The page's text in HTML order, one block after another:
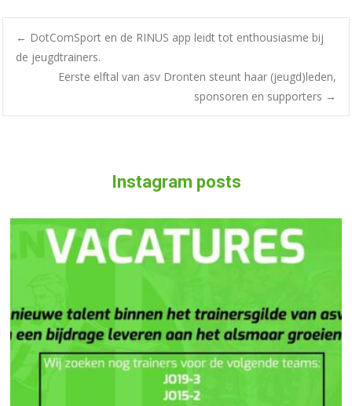
← DotComSport en de RINUS app leidt tot enthousiasme bij
de jeugdtrainers.
Eerste elftal van asv Dronten steunt haar (jeugd)leden,
sponsoren en supporters →
Instagram posts